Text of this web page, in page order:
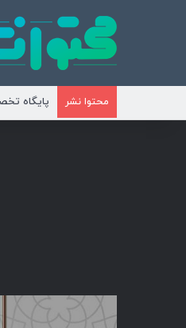
محتوا نشر پایگاه